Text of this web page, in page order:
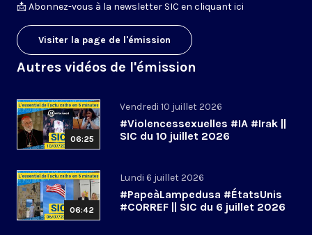
📩Abonnez-vous à la newsletter SIC en cliquant ici
Visiter la page de l'émission
Autres vidéos de l'émission
06:25
Vendredi 10 juillet 2026
#Violencessexuelles #IA #Irak ||
SIC du 10 juillet 2026
06:42
Lundi 6 juillet 2026
#PapeàLampedusa #ÉtatsUnis
#CORREF || SIC du 6 juillet 2026